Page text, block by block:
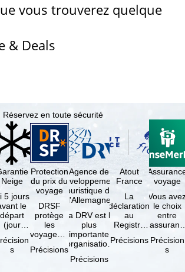
vous trouverez quelque
& Deals
Réservez en toute sécurité
Neige
5 jours
le
départ
(jour
les
s
Protection
du prix du
voyage
DRSF
protège
les
voyageurs
réservent
Précisions
Agence de
développement
touristique de
l'Allemagne
La DRV est la
plus
importante
organisation
professionnels
Précisions
Atout
France
La
déclaration
au
Registre
Opérateurs
Précisions
voyage
Vous
le choix
entre
et
Précision
s